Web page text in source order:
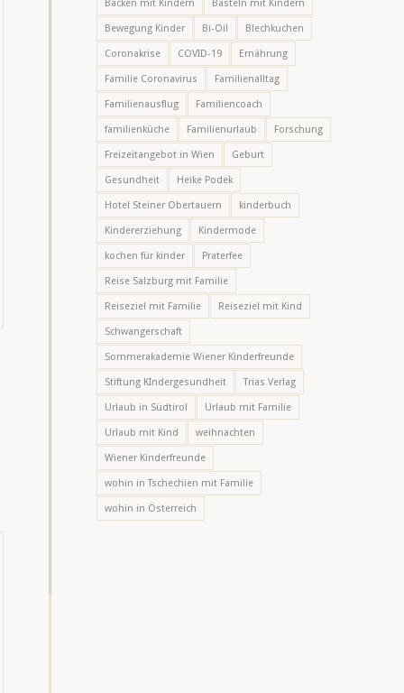
Backen mit Kindern Basteln mit Kindern
Bewegung Kinder Bi-Oil Blechkuchen
Coronakrise COVID-19 Ernährung
Familie Coronavirus Familienalltag
Familienausflug Familiencoach
familienküche Familienurlaub Forschung
Freizeitangebot in Wien Geburt
Gesundheit Heike Podek
Hotel Steiner Obertauern kinderbuch
Kindererziehung Kindermode
kochen für kinder Praterfee
Reise Salzburg mit Familie
Reiseziel mit Familie Reiseziel mit Kind
Schwangerschaft
Sommerakademie Wiener Kinderfreunde
Stiftung KIndergesundheit Trias Verlag
Urlaub in Südtirol Urlaub mit Familie
Urlaub mit Kind weihnachten
Wiener Kinderfreunde
wohin in Tschechien mit Familie
wohin in Österreich